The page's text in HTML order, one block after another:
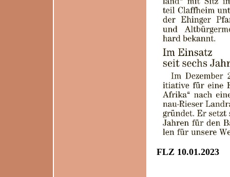
FLZ 10.01.2023